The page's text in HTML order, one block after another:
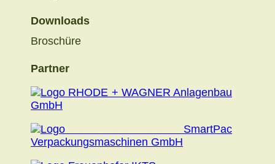
Downloads
Navigation
Broschüre
Partner